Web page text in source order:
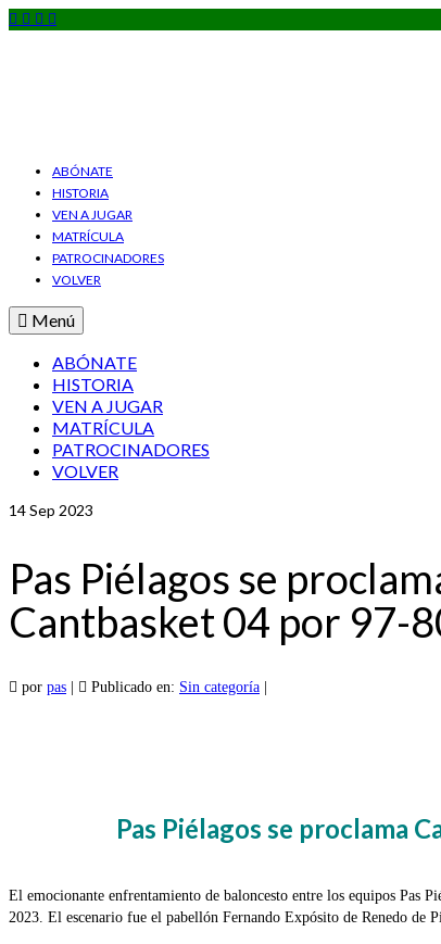
ABÓNATE
HISTORIA
VEN A JUGAR
MATRÍCULA
PATROCINADORES
VOLVER
Menú
ABÓNATE
HISTORIA
VEN A JUGAR
MATRÍCULA
PATROCINADORES
VOLVER
14Sep 2023
Pas Piélagos se
Cantbasket 04 por 97-
por pas Publicado en: Sin categoría
Pas Piélagos se proclama
El emocionante enfrentamiento de baloncesto entre los equipos Pas
2023. El escenario fue el pabellón Fernando Expósito de Renedo de